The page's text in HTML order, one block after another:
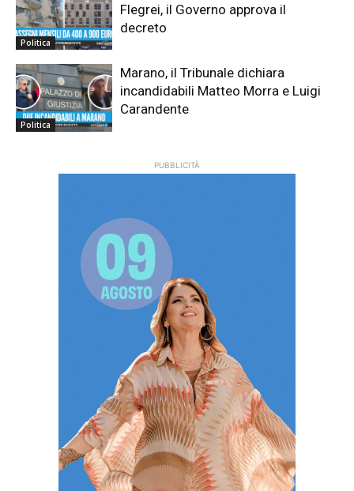
Politica
Flegrei, il Governo approva il
decreto
Politica
Marano, il Tribunale dichiara
incandidabili Matteo Morra e Luigi
Carandente
PUBBLICITÀ